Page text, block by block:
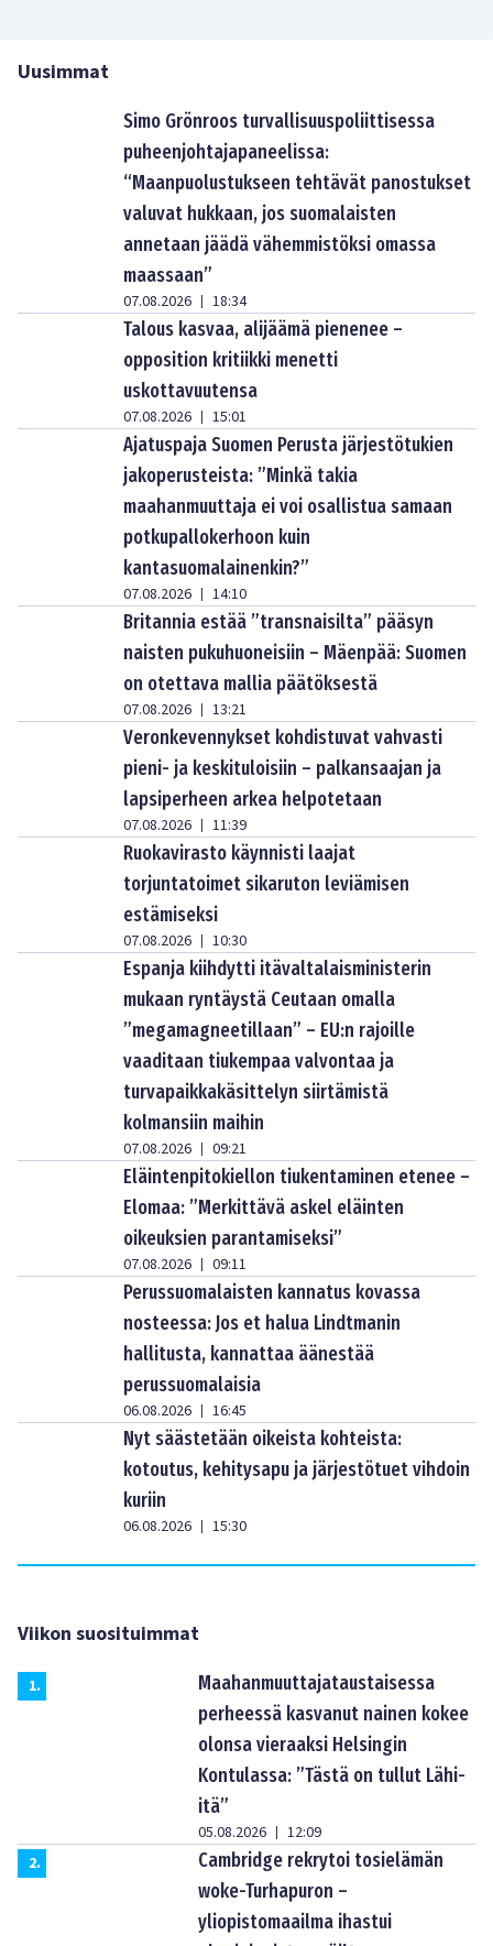
Uusimmat
Simo Grönroos turvallisuuspoliittisessa
puheenjohtajapaneelissa:
“Maanpuolustukseen tehtävät panostukset
valuvat hukkaan, jos suomalaisten
annetaan jäädä vähemmistöksi omassa
maassaan”
07.08.2026 | 18:34
Talous kasvaa, alijäämä pienenee –
opposition kritiikki menetti
uskottavuutensa
07.08.2026 | 15:01
Ajatuspaja Suomen Perusta järjestötukien
jakoperusteista: ”Minkä takia
maahanmuuttaja ei voi osallistua samaan
potkupallokerhoon kuin
kantasuomalainenkin?”
07.08.2026 | 14:10
Britannia estää ”transnaisilta” pääsyn
naisten pukuhuoneisiin – Mäenpää: Suomen
on otettava mallia päätöksestä
07.08.2026 | 13:21
Veronkevennykset kohdistuvat vahvasti
pieni- ja keskituloisiin – palkansaajan ja
lapsiperheen arkea helpotetaan
07.08.2026 | 11:39
Ruokavirasto käynnisti laajat
torjuntatoimet sikaruton leviämisen
estämiseksi
07.08.2026 | 10:30
Espanja kiihdytti itävaltalaisministerin
mukaan ryntäystä Ceutaan omalla
”megamagneetillaan” – EU:n rajoille
vaaditaan tiukempaa valvontaa ja
turvapaikkakäsittelyn siirtämistä
kolmansiin maihin
07.08.2026 | 09:21
Eläintenpitokiellon tiukentaminen etenee –
Elomaa: ”Merkittävä askel eläinten
oikeuksien parantamiseksi”
07.08.2026 | 09:11
Perussuomalaisten kannatus kovassa
nosteessa: Jos et halua Lindtmanin
hallitusta, kannattaa äänestää
perussuomalaisia
06.08.2026 | 16:45
Nyt säästetään oikeista kohteista:
kotoutus, kehitysapu ja järjestötuet vihdoin
kuriin
06.08.2026 | 15:30
Viikon suosituimmat
1.
Maahanmuuttajataustaisessa
perheessä kasvanut nainen kokee
olonsa vieraaksi Helsingin
Kontulassa: ”Tästä on tullut Lähi-
itä”
05.08.2026 | 12:09
2.
Cambridge rekrytoi tosielämän
woke-Turhapuron –
yliopistomaailma ihastui